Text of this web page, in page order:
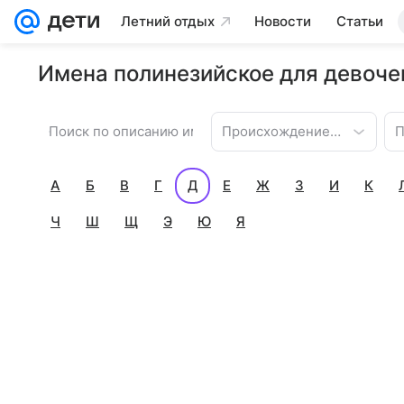
Летний отдых Новости Статьи
Имена полинезийское для
Происхождение имени
А Б В Г Д Е Ж З И К
Ч Ш Щ Э Ю Я